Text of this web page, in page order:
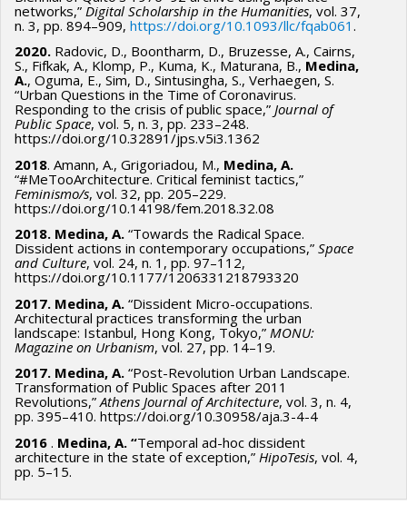
networks,” Digital Scholarship in the Humanities, vol. 37,
n. 3, pp. 894–909, https://doi.org/10.1093/llc/fqab061 .
2020. Radovic, D., Boontharm, D., Bruzesse, A., Cairns,
S., Fifkak, A., Klomp, P., Kuma, K., Maturana, B., Medina,
A., Oguma, E., Sim, D., Sintusingha, S., Verhaegen, S.
“Urban Questions in the Time of Coronavirus.
Responding to the crisis of public space,” Journal of
Public Space, vol. 5, n. 3, pp. 233–248.
https://doi.org/10.32891/jps.v5i3.1362
2018. Amann, A., Grigoriadou, M., Medina, A.
“#MeTooArchitecture. Critical feminist tactics,”
Feminismo/s, vol. 32, pp. 205–229.
https://doi.org/10.14198/fem.2018.32.08
2018. Medina, A. “Towards the Radical Space.
Dissident actions in contemporary occupations,” Space
and Culture, vol. 24, n. 1, pp. 97–112,
https://doi.org/10.1177/1206331218793320
2017. Medina, A. “Dissident Micro-occupations.
Architectural practices transforming the urban
landscape: Istanbul, Hong Kong, Tokyo,” MONU:
Magazine on Urbanism, vol. 27, pp. 14–19.
2017. Medina, A. “Post-Revolution Urban Landscape.
Transformation of Public Spaces after 2011
Revolutions,”Athens Journal of Architecture, vol. 3, n. 4,
pp. 395–410. https://doi.org/10.30958/aja.3-4-4
2016 . Medina, A. “Temporal ad-hoc dissident
architecture in the state of exception,” HipoTesis, vol. 4,
pp. 5–15.